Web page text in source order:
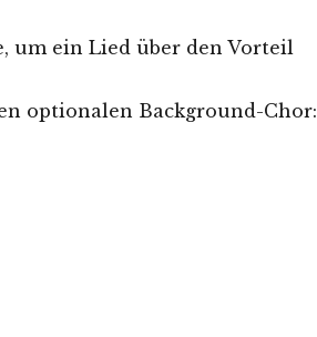
um ein Lied über den Vorteil
optionalen Background-Chor: